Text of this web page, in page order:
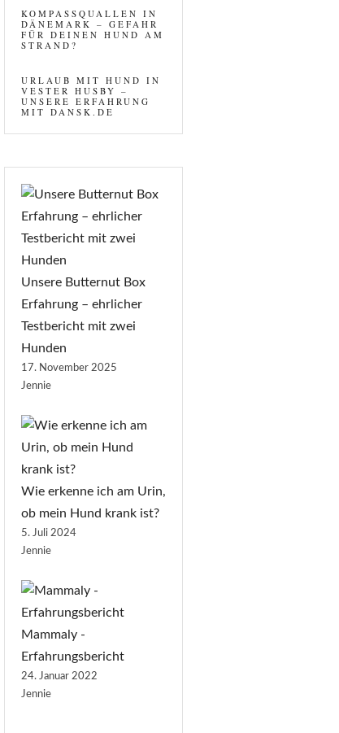
KOMPASSQUALLEN IN
DÄNEMARK – GEFAHR
FÜR DEINEN HUND AM
STRAND?
URLAUB MIT HUND IN
VESTER HUSBY –
UNSERE ERFAHRUNG
MIT DANSK.DE
Unsere Butternut Box
Erfahrung – ehrlicher
Testbericht mit zwei
Hunden
17. November 2025
Jennie
Wie erkenne ich am Urin,
ob mein Hund krank ist?
5. Juli 2024
Jennie
Mammaly -
Erfahrungsbericht
24. Januar 2022
Jennie